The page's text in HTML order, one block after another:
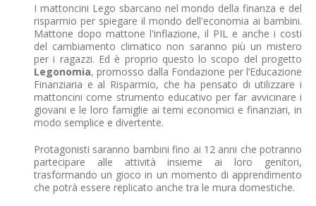
I mattoncini Lego sbarcano nel mondo della finanza e del
risparmio per spiegare il mondo dell'economia ai bambini.
Mattone dopo mattone l'inflazione, il PIL e anche i costi
del cambiamento climatico non saranno più un mistero
per i ragazzi. Ed è proprio questo lo scopo del progetto
Legonomia, promosso dalla Fondazione per l’Educazione
Finanziaria e al Risparmio, che ha pensato di utilizzare i
mattoncini come strumento educativo per far avvicinare i
giovani e le loro famiglie ai temi economici e finanziari, in
modo semplice e divertente.
Protagonisti saranno bambini fino ai 12 anni che potranno
partecipare alle attività insieme ai loro genitori,
trasformando un gioco in un momento di apprendimento
che potrà essere replicato anche tra le mura domestiche.